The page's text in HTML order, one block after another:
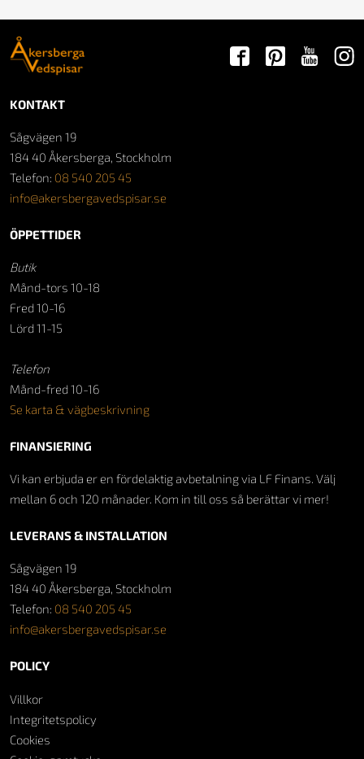
KONTAKT
Sågvägen 19
184 40 Åkersberga, Stockholm
Telefon: 08 540 205 45
info@akersbergavedspisar.se
ÖPPETTIDER
Butik
Månd-tors 10-18
Fred 10-16
Lörd 11-15
Telefon
Månd-fred 10-16
Se karta & vägbeskrivning
FINANSIERING
Vi kan erbjuda er en fördelaktig avbetalning via LF Finans. Välj
mellan 6 och 120 månader. Kom in till oss så berättar vi mer!
LEVERANS & INSTALLATION
Sågvägen 19
184 40 Åkersberga, Stockholm
Telefon: 08 540 205 45
info@akersbergavedspisar.se
POLICY
Villkor
Integritetspolicy
Cookies